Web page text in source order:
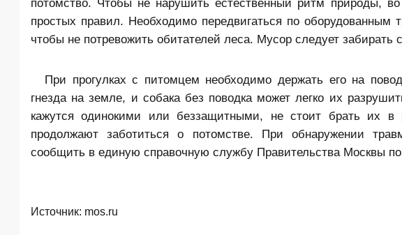
простых правил. Необходимо передвигаться по
чтобы не потревожить обитателей леса. Мусор следует забирать
При прогулках с питомцем необходимо держать его на
гнезда на земле, и собака без поводка может легко их
кажутся одинокими или беззащитными, не стоит брать их
продолжают заботиться о потомстве. При обнаружении
сообщить в единую справочную службу Правительства Москвы
Источник: mos.ru